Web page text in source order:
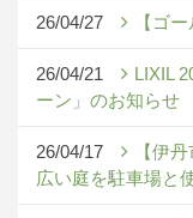
26/04/27 【ゴ
26/04/21
LIXIL
ーン」のお知らせ
26/04/17
【伊
広い庭を駐車場と